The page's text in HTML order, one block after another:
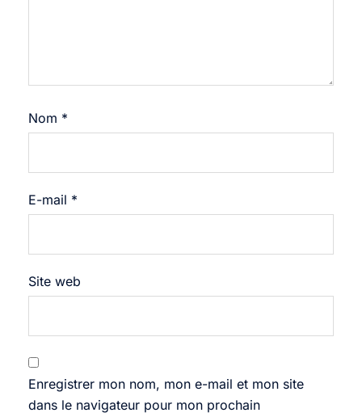
Nom *
E-mail *
Site web
Enregistrer mon nom, mon e-mail et mon site
dans le navigateur pour mon prochain